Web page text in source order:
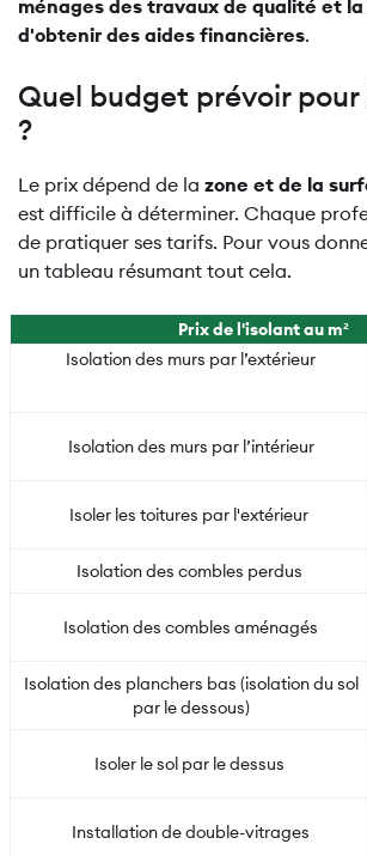
ménages des travaux de qualité et
d'obtenir des aides financières.
Quel budget prévoir pour
?
Le prix dépend de la zone et de la
est difficile à déterminer. Chaque
de pratiquer ses tarifs. Pour vous
un tableau résumant tout cela.
Prix de l'isolant au m²
Isolation des murs par l’extérieur
Isolation des murs par l’intérieur
Isoler les toitures par l'extérieur
Isolation des combles perdus
Isolation des combles aménagés
Isolation des planchers bas (isolation du sol
par le dessous)
Isoler le sol par le dessus
Installation de double-vitrages